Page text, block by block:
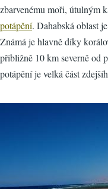
zbarvenému moři, útulným
potápění. Dahabská oblast
Známá je hlavně díky
přibližně 10 km severně od
potápění je velká část